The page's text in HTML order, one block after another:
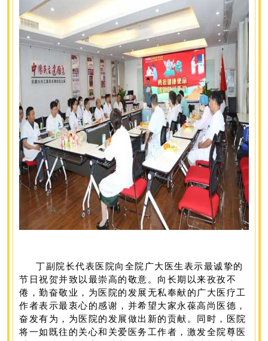
丁副 院长代表医院向全院广大医生表示最诚挚的
节日祝贺并致以最崇高的敬意。向长期以来孜孜不
倦，勤奋敬业，为医院的发展无私奉献的广大医疗工
作者表示最衷心的感谢，并希望大家永葆高尚医德，
奋发有为，为医院的发展做出新的贡献。同时，医院
将一如既往的关心和关爱医务工作者，激发全院尊医